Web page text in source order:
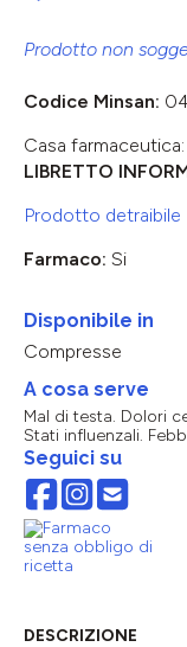
Prodotto non
Codice Minsan:
Casa farmaceutica:
LIBRETTO
Prodotto detraibile
Farmaco: Si
Disponibile in
Compresse
A cosa serve
Mal di testa. Dolori
Stati influenzali.
Seguici su
DESCRIZIONE